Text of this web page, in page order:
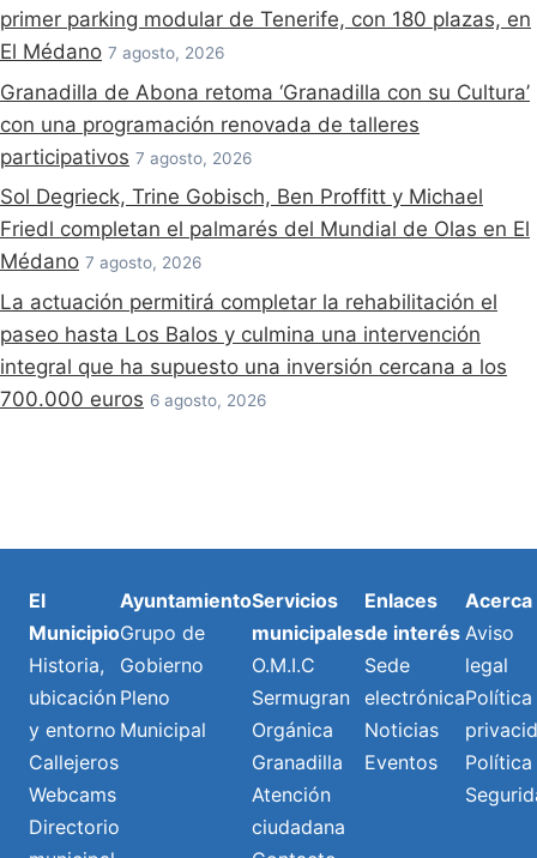
primer parking modular de Tenerife, con 180 plazas, en
El Médano 7 agosto, 2026
Granadilla de Abona retoma ‘Granadilla con su Cultura’
con una programación renovada de talleres
participativos 7 agosto, 2026
Sol Degrieck, Trine Gobisch, Ben Proffitt y Michael
Friedl completan el palmarés del Mundial de Olas en El
Médano 7 agosto, 2026
La actuación permitirá completar la rehabilitación el
paseo hasta Los Balos y culmina una intervención
integral que ha supuesto una inversión cercana a los
700.000 euros 6 agosto, 2026
El
Municipio
Historia,
ubicación
y entorno
Callejeros
Webcams
Directorio
Ayuntamiento
Grupo de
Gobierno
Pleno
Municipal
Servicios
municipales
O.M.I.C
Sermugran
Orgánica
Granadilla
Atención
ciudadana
Enlaces
de interés
Sede
electrónica
Noticias
Eventos
Acerca
Aviso
legal
Política
Política